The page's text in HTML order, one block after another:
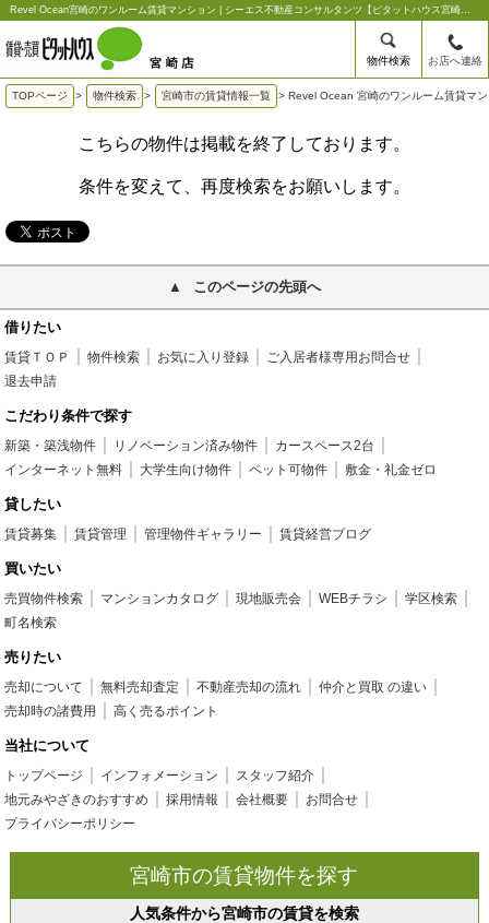
Revel Ocean宮崎のワンルーム賃貸マンション | シーエス不動産コンサルタンツ【ピタットハウス宮崎店】
物件検索 お店へ連絡
TOPページ > 物件検索 > 宮崎市の賃貸情報一覧 > Revel Ocean 宮崎のワンルーム賃貸マ
こちらの物件は掲載を終了しております。
条件を変えて、再度検索をお願いします。
このページの先頭へ
借りたい
賃貸ＴＯＰ 物件検索 お気に入り登録
ご入居者様専用お問合せ
退去申請
こだわり条件で探す
新築・築浅物件 リノベーション済み物件
カースペース2台
インターネット無料
大学生向け物件 ペット可物件 敷金・礼金ゼロ
貸したい
賃貸募集 賃貸管理 管理物件ギャラリー 賃貸経営ブログ
買いたい
売買物件検索 マンションカタログ 現地販売会 WEBチラシ
学区検索
町名検索
売りたい
売却について 無料売却査定 不動産売却の流れ
仲介と買取 の違い
売却時の諸費用
高く売るポイント
当社について
トップページ インフォメーション
スタッフ紹介
地元みやざきのおすすめ
採用情報 会社概要
お問合せ
プライバシーポリシー
宮崎市の賃貸物件を探す
人気条件から宮崎市の賃貸を検索